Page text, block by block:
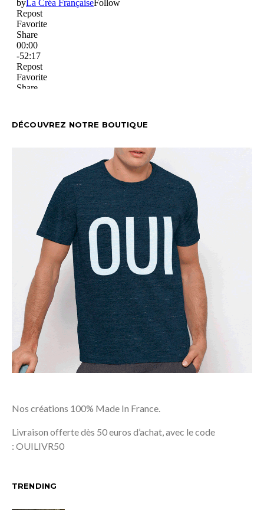
DÉCOUVREZ NOTRE BOUTIQUE
Nos créations 100% Made In France.
Livraison offerte dès 50 euros d’achat, avec le code
: OUILIVR50
TRENDING